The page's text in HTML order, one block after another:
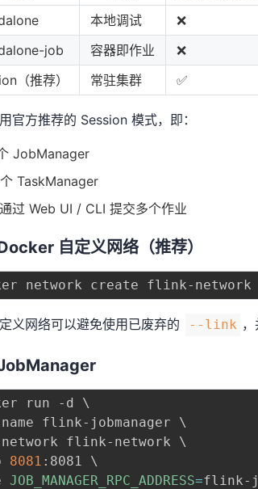
本地调试
❌
job
容器即作业
❌
（推荐）
常驻集群 ✅
官方推荐的 Session 模式，即：
JobManager
TaskManager
过 Web UI / CLI 提交多个作业
自定义网络（推荐）
义网络可以避免使用已废弃的 --link
run -d \
flink-jobmanager
\
flink-network
\
8081 :8081 \
JOB_MANAGER_RPC_ADDRESS=flink-